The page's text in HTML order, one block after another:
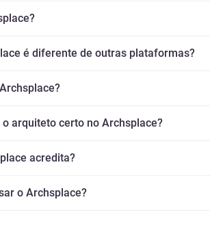
é diferente de outras plataformas?
arquiteto certo no Archsplace?
acredita?
o Archsplace?